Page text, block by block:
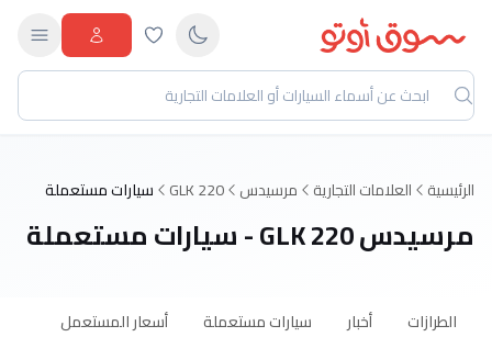
الرئيسية العلامات التجارية مرسيدس GLK 220 سيارات مستعملة
مرسيدس GLK 220 - سيارات مستعملة
الطرازات أخبار سيارات مستعملة أسعار المستعمل